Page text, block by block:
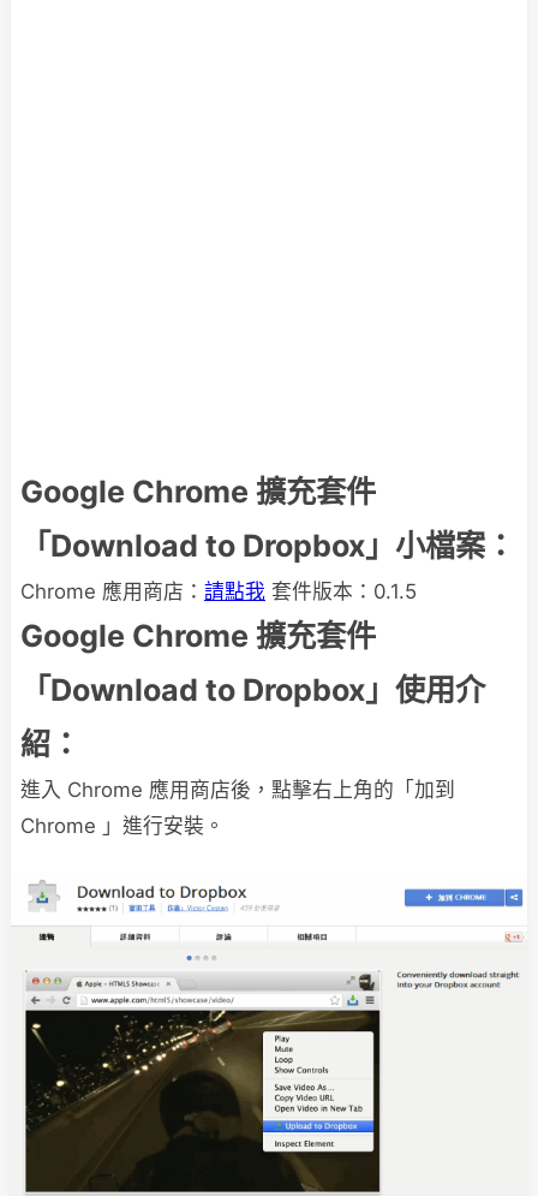
Google Chrome 擴充套件
「Download to Dropbox」小檔案：
Chrome 應用商店： 請點我 套件版本：0.1.5
Google Chrome 擴充套件
「Download to Dropbox」使用介
紹：
進入 Chrome 應用商店後，點擊右上角的「加到
Chrome 」進行安裝。